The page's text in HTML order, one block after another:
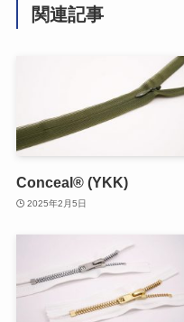
関連記事
Conceal® (YKK)
2025年2月5日